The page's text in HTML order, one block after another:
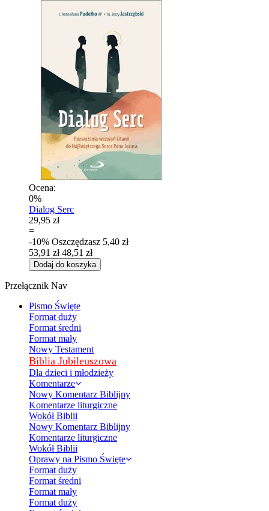
Ocena:
0%
Dialog Serc
29,95 zł
=
-10% Oszczędzasz 5,40 zł
53,91 zł 48,51 zł
Dodaj do koszyka
Przełącznik Nav
Pismo Święte
Format duży
Format średni
Format mały
Nowy Testament
Biblia Jubileuszowa
Dla dzieci i młodzieży
Komentarze
Nowy Komentarz Biblijny
Komentarze liturgiczne
Wokół Biblii
Nowy Komentarz Biblijny
Komentarze liturgiczne
Wokół Biblii
Oprawy na Pismo Święte
Format duży
Format średni
Format mały
Format duży